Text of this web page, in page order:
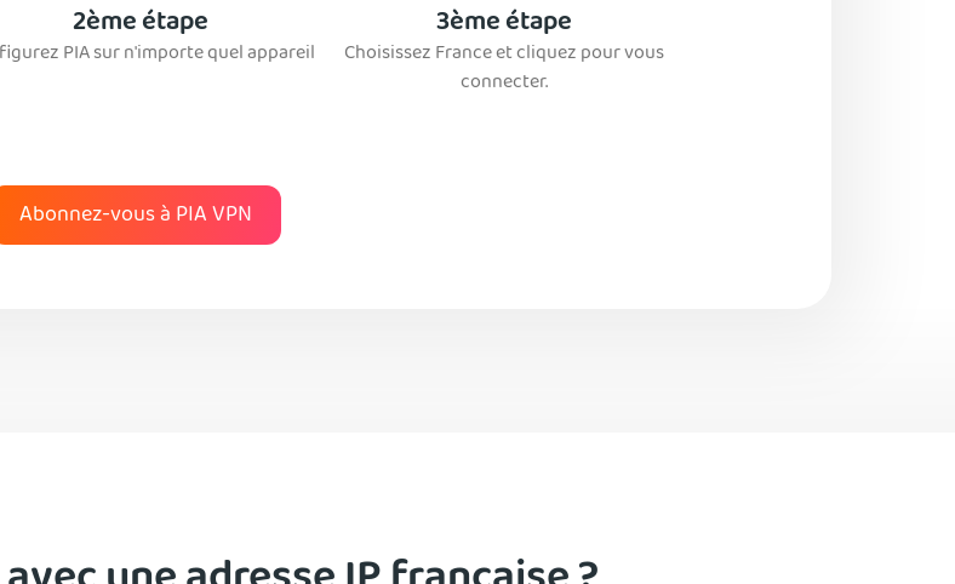
2ème étape
PIA sur n'importe quel appareil
3ème étape
Choisissez France et cliquez pour vous
connecter.
Abonnez-vous à PIA VPN